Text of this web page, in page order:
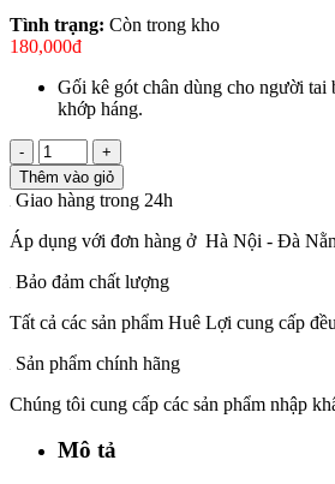
Tình trạng: Còn trong kho
180,000đ
Gối kê gót chân dùng cho người tai
khớp háng.
-
+
Thêm vào giỏ
Giao hàng trong 24h
Áp dụng với đơn hàng ở Hà Nội - Đà
Bảo đảm chất lượng
Tất cả các sản phẩm Huê Lợi cung cấp
Sản phẩm chính hãng
Chúng tôi cung cấp các sản phẩm nhập
Mô tả